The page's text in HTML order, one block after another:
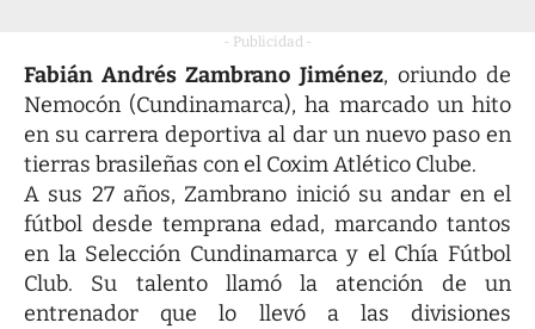
- Publicidad -
Fabián Andrés Zambrano Jiménez, oriundo de
Nemocón (Cundinamarca), ha marcado un hito
en su carrera deportiva al dar un nuevo paso en
tierras brasileñas con el Coxim Atlético Clube.
A sus 27 años, Zambrano inició su andar en el
fútbol desde temprana edad, marcando tantos
en la Selección Cundinamarca y el Chía Fútbol
Club. Su talento llamó la atención de un
entrenador que lo llevó a las divisiones